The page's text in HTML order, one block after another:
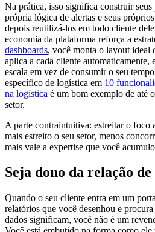
Na prática, isso significa construir seus
própria lógica de alertas e seus
depois reutilizá-los em todo cliente
economia da plataforma reforça a
dashboards, você monta o layout ideal
aplica a cada cliente automaticamente,
escala em vez de consumir o seu
específico de logística em 10
na logística é um bom exemplo de até
setor.
A parte contraintuitiva: estreitar o foco
mais estreito o seu setor, menos
mais vale a expertise que você
Seja dono da relação
Quando o seu cliente entra em um
relatórios que você desenhou e
dados significam, você não é um